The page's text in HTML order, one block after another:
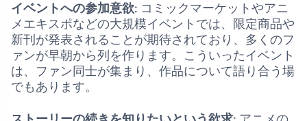
イベントへの参加意欲: コミックマーケットやアニ
メエキスポなどの大規模イベントでは、限定商品や
新刊が発表されることが期待されており、多くのフ
ァンが早朝から列を作ります。こういったイベント
は、ファン同士が集まり、作品について語り合う場
でもあります。